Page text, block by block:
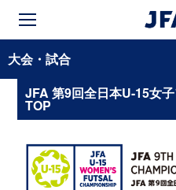
大会・試合
JFA 第9回全日本U-15女
TOP